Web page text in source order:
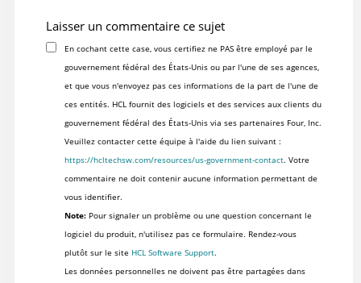
Laisser un commentaire ce sujet
En cochant cette case, vous certifiez ne PAS être employé par le
gouvernement fédéral des États-Unis ou par l'une de ses agences,
et que vous n'envoyez pas ces informations de la part de l'une de
ces entités. HCL fournit des logiciels et des services aux clients du
gouvernement fédéral des États-Unis via ses partenaires Four, Inc.
Veuillez contacter cette équipe à l'aide du lien suivant :
https://hcltechsw.com/resources/us-government-contact. Votre
commentaire ne doit contenir aucune information permettant de
vous identifier.
Note:Pour signaler un problème ou une question concernant le
logiciel du produit, n'utilisez pas ce formulaire. Rendez-vous
plutôt sur le site HCL Software Support.
Les données personnelles ne doivent pas être partagées dans